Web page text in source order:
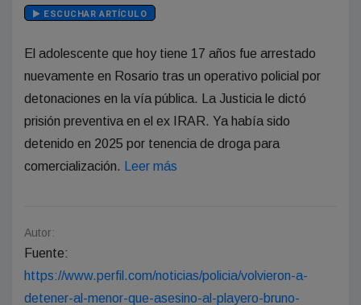
ESCUCHAR ARTÍCULO
El adolescente que hoy tiene 17 años fue arrestado
nuevamente en Rosario tras un operativo policial por
detonaciones en la vía pública. La Justicia le dictó
prisión preventiva en el ex IRAR. Ya había sido
detenido en 2025 por tenencia de droga para
comercialización.
Leer más
Autor:
Fuente:
https://www.perfil.com/noticias/policia/volvieron-a-
detener-al-menor-que-asesino-al-playero-bruno-